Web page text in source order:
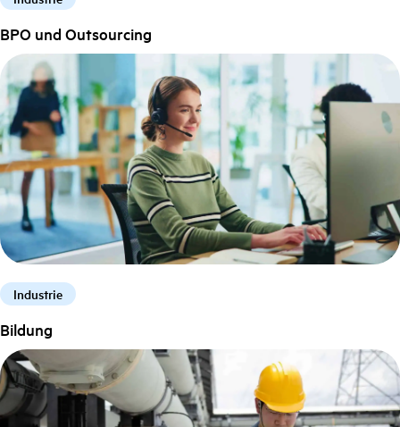
BPO und Outsourcing
Industrie
Bildung